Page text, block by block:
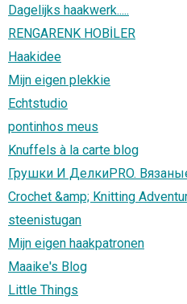
Dagelijks haakwerk.....
RENGARENK HOBİLER
Haakidee
Mijn eigen plekkie
Echtstudio
pontinhos meus
Knuffels à la carte blog
Грушки И ДелкиPRO.
Crochet &amp; Knitting
steenistugan
Mijn eigen haakpatronen
Maaike's Blog
Little Things